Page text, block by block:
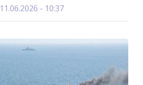
11.06.2026 - 10:37